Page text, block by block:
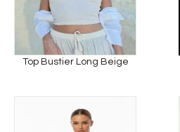
Top Bustier Long Beige